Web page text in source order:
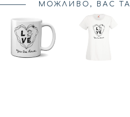
МОЖЛИВО, ВАС